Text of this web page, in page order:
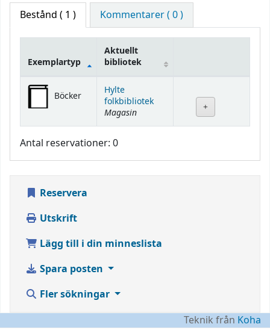
Bestånd ( 1 ) Kommentarer ( 0 )
Bestånd
Exemplartyp
Aktuellt
bibliotek
Böcker
Hylte
folkbibliotek
Magasin
Antal reservationer: 0
Reservera
Utskrift
Lägg till i din minneslista
Spara posten
Fler sökningar
Teknik från Koha